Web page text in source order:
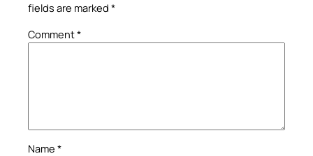
fields are marked *
Comment*
Name *